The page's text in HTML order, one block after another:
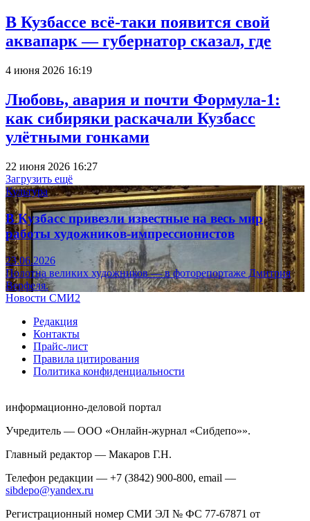
В Кузбассе всё-таки появится свой
аквапарк — губернатор сказал, где
4 июня 2026 16:19
Любовь, авария и почти Формула-1:
как сибиряки раскачали Кузбасс
улётными гонками
22 июня 2026 16:27
Загрузить ещё
Культура
В Кузбасс привезли известные на весь мир
работы художников-импрессионистов
23.06.2026
Полотна великих художников — в фоторепортаже Дмитрия
Верфеля.
Новости СМИ2
Редакция
Контакты
Прайс-лист
Правила цитирования
Политика конфиденциальности
информационно-деловой портал
Учредитель — ООО «Онлайн-журнал «Сибдепо»».
Главный редактор — Макаров Г.Н.
Телефон редакции — +7 (3842) 900-800, email —
sibdepo@yandex.ru
Регистрационный номер СМИ ЭЛ № ФС 77-67871 от